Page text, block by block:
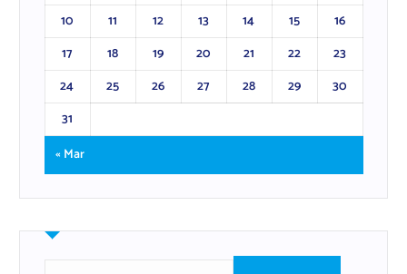
10
11 12 13 14 15
16
17
18 19 20 21 22
23
24
25 26 27 28 29
30
31
« Mar